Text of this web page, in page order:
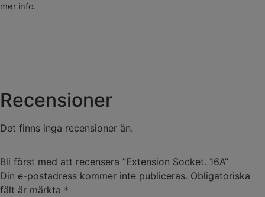
mer info.
Recensioner
Det finns inga recensioner än.
Bli först med att recensera ”Extension Socket. 16A”
Din e-postadress kommer inte publiceras. Obligatoriska
fält är märkta *